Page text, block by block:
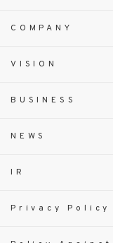
COMPANY
VISION
BUSINESS
NEWS
IR
Privacy Policy